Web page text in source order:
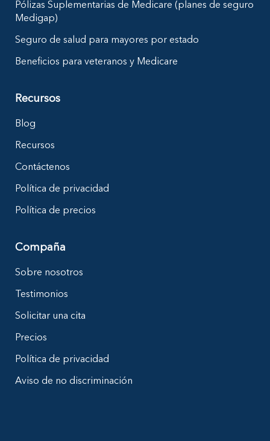
Pólizas Suplementarias de Medicare (planes de seguro
Medigap)
Seguro de salud para mayores por estado
Beneficios para veteranos y Medicare
Recursos
Blog
Recursos
Contáctenos
Política de privacidad
Política de precios
Compaña
Sobre nosotros
Testimonios
Solicitar una cita
Precios
Política de privacidad
Aviso de no discriminación